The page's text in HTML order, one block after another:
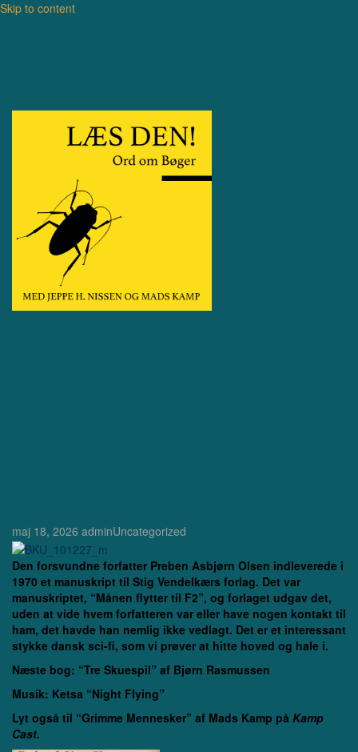
Skip to content
maj 18, 2026 adminUncategorized
Den forsvundne forfatter Preben Asbjørn Olsen indleverede i
1970 et manuskript til Stig Vendelkærs forlag. Det var
manuskriptet, “Månen flytter til F2”, og forlaget udgav det,
uden at vide hvem forfatteren var eller have nogen kontakt til
ham, det havde han nemlig ikke vedlagt. Det er et interessant
stykke dansk sci-fi, som vi prøver at hitte hoved og hale i.
Næste bog: “Tre Skuespil” af Bjørn Rasmussen
Musik: Ketsa “Night Flying”
Lyt også til “Grimme Mennesker” af Mads Kamp på Kamp
Cast.